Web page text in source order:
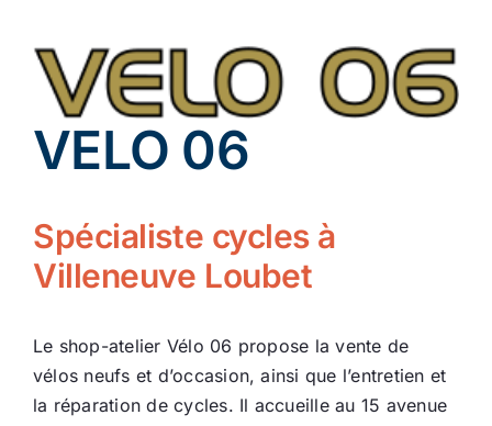
VELO 06
Spécialiste cycles à
Villeneuve Loubet
Le shop-atelier Vélo 06 propose la vente de
vélos neufs et d’occasion, ainsi que l’entretien et
la réparation de cycles. Il accueille au 15 avenue